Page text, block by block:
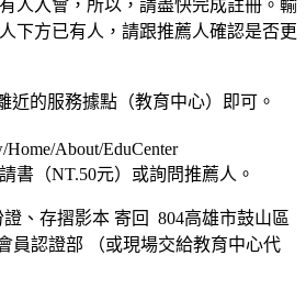
人入會，所以，請盡快完成註冊。輸
下方已有人，請跟推薦人確認是否更
近的服務據點（教育中心）即可。
About/EduCenter
書（NT.50元）或詢問推薦人。
、存摺影本 寄回 804高雄市鼓山區
員認證部 （或現場交給教育中心代